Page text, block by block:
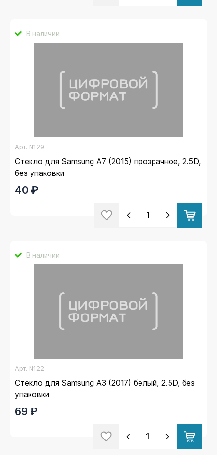
В наличии
Арт. N129
Стекло для Samsung A7 (2015) прозрачное, 2.5D,
без упаковки
40 ₽
В наличии
Арт. N122
Стекло для Samsung A3 (2017) белый, 2.5D, без
упаковки
69 ₽